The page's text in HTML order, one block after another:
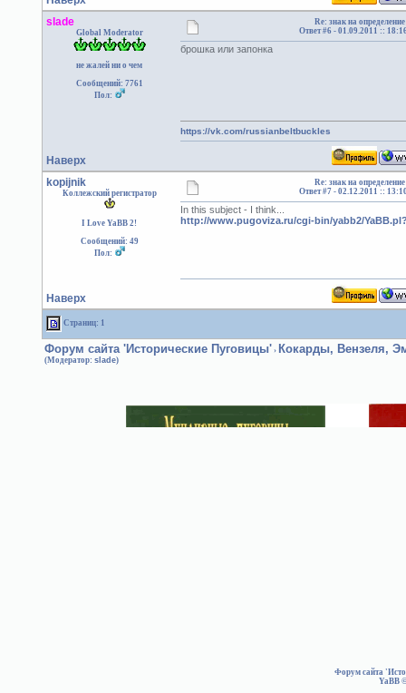
slade
Global Moderator
не жалей ни о чем
Сообщений: 7761
Пол:
Re: знак на определение
Ответ #6 -01.09.2011 ::
брошка или запонка
Наверх
https://vk.com/russianbeltbuckles
kopijnik
Коллежский регистратор
I Love YaBB 2!
Сообщений: 49
Пол:
Re: знак на определение
Ответ #7 -02.12.2011 ::
In this subject - I think...
http://www.pugoviza.ru/cgi-bin/yabb2/
Наверх
Страниц: 1
Форум сайта 'Исторические Пуговицы' › Кокарды, Вензеля,
(Модератор: slade)
Форум сайта
YaBB